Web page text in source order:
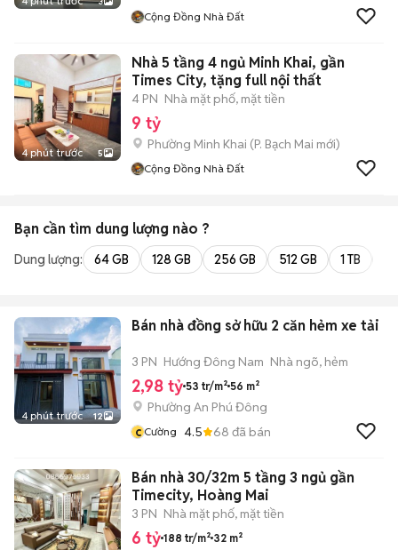
Cộng Đồng Nhà Đất
4 phút trước 5
Nhà 5 tầng 4 ngủ Minh Khai, gần
Times City, tặng full nội thất
4 PN Nhà mặt phố, mặt tiền
9 tỷ
Phường Minh Khai (P. Bạch Mai mới)
Cộng Đồng Nhà Đất
Bạn cần tìm dung lượng nào ?
Dung lượng: 64 GB 128 GB 256 GB 512 GB 1 TB
4 phút trước 12
Bán nhà đồng sở hữu 2 căn hẻm xe tải
3 PN Hướng Đông Nam Nhà ngõ, hẻm
2,98 tỷ 53 tr/m² 56 m²
Phường An Phú Đông
c Cường 4.5 68 đã bán
Bán nhà 30/32m 5 tầng 3 ngủ gần
Timecity, Hoàng Mai
3 PN Nhà mặt phố, mặt tiền
6 tỷ 188 tr/m² 32 m²